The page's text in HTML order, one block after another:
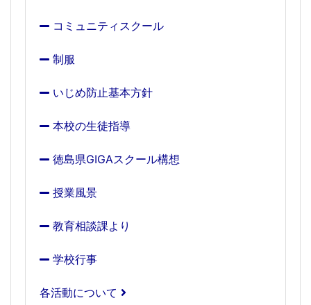
コミュニティスクール
制服
いじめ防止基本方針
本校の生徒指導
徳島県GIGAスクール構想
授業風景
教育相談課より
学校行事
各活動について